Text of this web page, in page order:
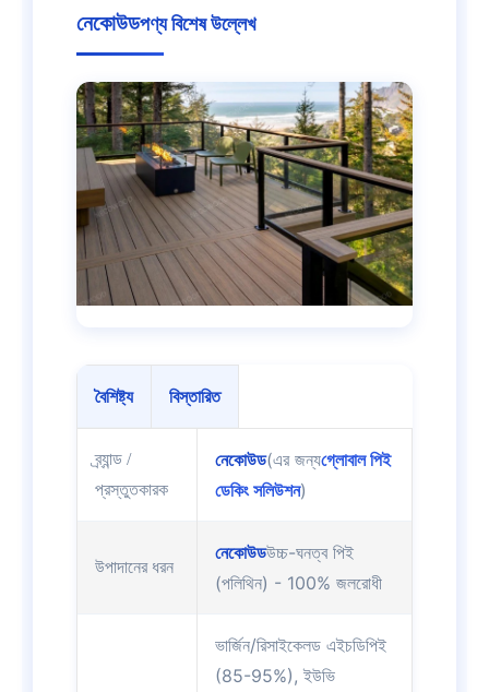
নেকোউডপণ্য বিশেষ উল্লেখ
বৈশিষ্ট্য বিস্তারিত
ব্র্যান্ড /
প্রস্তুতকারক
নেকোউড(এর জন্যগ্লোবাল পিই
ডেকিং সলিউশন)
উপাদানের ধরন
নেকোউডউচ্চ-ঘনত্ব পিই
(পলিথিন) - 100% জলরোধী
ভার্জিন/রিসাইকেলড এইচডিপিই
(85-95%), ইউভি